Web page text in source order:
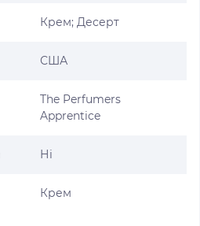
Крем; Десерт
США
The Perfumers
Apprentice
Ні
Крем